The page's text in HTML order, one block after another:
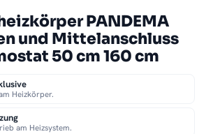
PANDEMA
und Mittelanschluss
50 cm 160 cm
Heizkörper.
am Heizsystem.